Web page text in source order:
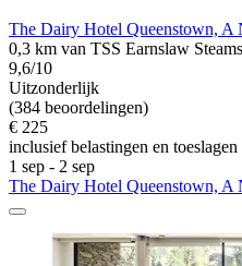
The Dairy Hotel Queenstown, A
0,3 km van TSS Earnslaw
9,6/10
Uitzonderlijk
(384 beoordelingen)
€ 225
inclusief belastingen en toeslagen
1 sep - 2 sep
The Dairy Hotel Queenstown, A